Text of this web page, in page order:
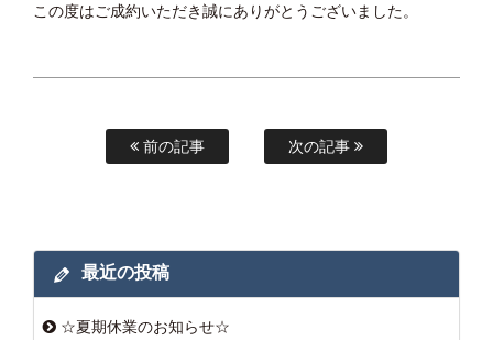
この度はご成約いただき誠にありがとうございました。
前の記事 次の記事
最近の投稿
☆夏期休業のお知らせ☆